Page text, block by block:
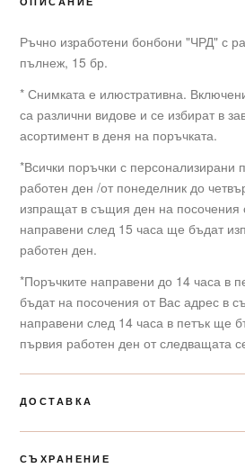
Ръчно изработени бонбони "ЧРД" с
пълнеж, 15 бр.
* Снимката е илюстративна.
са различни видове и се избират в
асортимент в деня на поръчката.
*Всички поръчки с персонализирани
работен ден /от понеделник до
изпращат в същия ден на посочения
направени след 15 часа ще бъдат
работен ден.
*Поръчките направени до 14 часа в
бъдат на посочения от Вас адрес в
направени след 14 часа в петък ще
първия работен ден от следващата
ДОСТАВКА
СЪХРАНЕНИЕ